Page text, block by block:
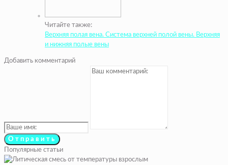
Читайте также:
Верхняя полая вена. Система верхней полой вены. Верхняя
и нижняя полые вены
Добавить комментарий
Популярные статьи